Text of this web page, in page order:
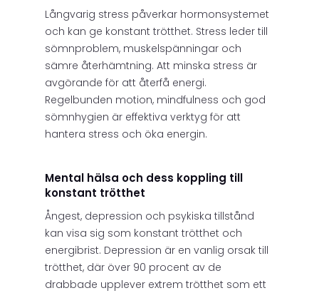
Långvarig stress påverkar hormonsystemet
och kan ge konstant trötthet. Stress leder till
sömnproblem, muskelspänningar och
sämre återhämtning. Att minska stress är
avgörande för att återfå energi.
Regelbunden motion, mindfulness och god
sömnhygien är effektiva verktyg för att
hantera stress och öka energin.
Mental hälsa och dess koppling till
konstant trötthet
Ångest, depression och psykiska tillstånd
kan visa sig som konstant trötthet och
energibrist. Depression är en vanlig orsak till
trötthet, där över 90 procent av de
drabbade upplever extrem trötthet som ett